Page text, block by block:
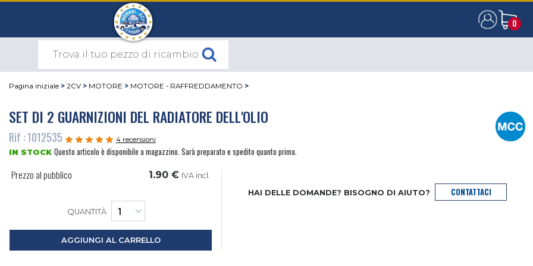
0
0
Pagina iniziale > 2CV > MOTORE > MOTORE - RAFFREDDAMENTO >
SET DI 2 GUARNIZIONI DEL RADIATORE DELL'OLIO
Rif : 1012535 4 recensioni
IN STOCK Questo articolo è disponibile a magazzino. Sarà preparato e spedito quanto prima.
Prezzo al pubblico 1.90 € IVA incl.
QUANTITÀ
AGGIUNGI AL CARRELLO
HAI DELLE DOMANDE? BISOGNO DI AIUTO? CONTATTACI